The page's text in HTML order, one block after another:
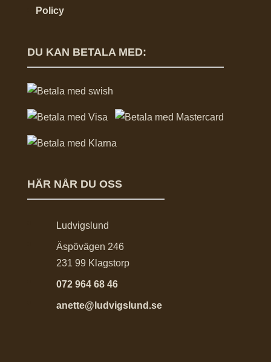
Policy
DU KAN BETALA MED:
HÄR NÅR DU OSS
Ludvigslund
Äspövägen 246
231 99 Klagstorp
072 964 68 46
anette@ludvigslund.se